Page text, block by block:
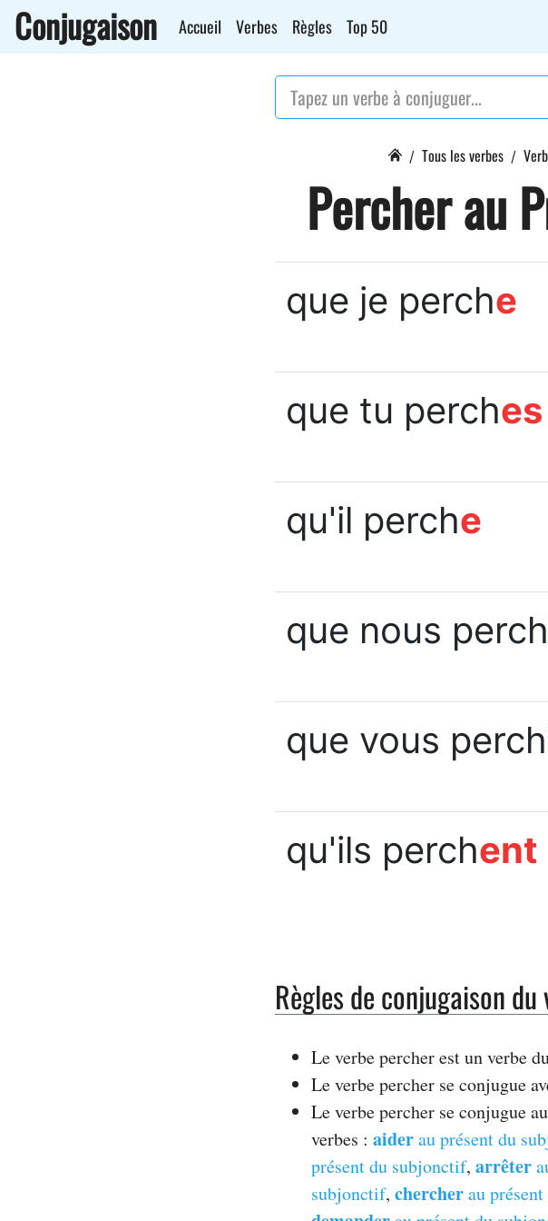
Conjugaison Accueil Verbes Règles Top 50
Tous les verbes
Percher au
que je perche
que tu perches
qu'il perche
que nous perch
que vous perch
qu'ils perchent
Règles de conjugaison
Le verbe percher est un verbe
Le verbe percher se conjugue
Le verbe percher se conjugue
verbes : aiderau présent du
présent du subjonctif, arrêter
subjonctif, chercherau